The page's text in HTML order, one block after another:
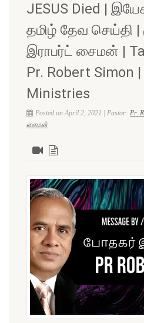
JESUS Died |
தமிழ் தேவ செய்தி
இராபர்ட் சைமன் |
Pr. Robert Simon |
Ministries
Posted on April 2, 2021 | Pastor: Pr.
சைமன்